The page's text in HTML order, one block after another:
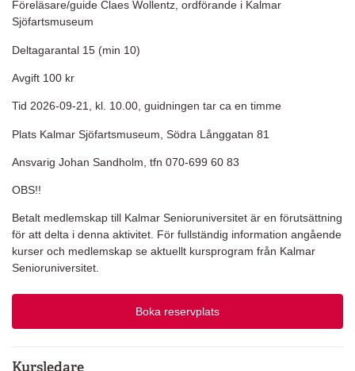
Föreläsare/guide Claes Wollentz, ordförande i Kalmar
Sjöfartsmuseum
Deltagarantal 15 (min 10)
Avgift 100 kr
Tid 2026-09-21, kl. 10.00, guidningen tar ca en timme
Plats Kalmar Sjöfartsmuseum, Södra Långgatan 81
Ansvarig Johan Sandholm, tfn 070-699 60 83
OBS!!
Betalt medlemskap till Kalmar Senioruniversitet är en förutsättning
för att delta i denna aktivitet. För fullständig information angående
kurser och medlemskap se aktuellt kursprogram från Kalmar
Senioruniversitet.
Boka reservplats
Kursledare